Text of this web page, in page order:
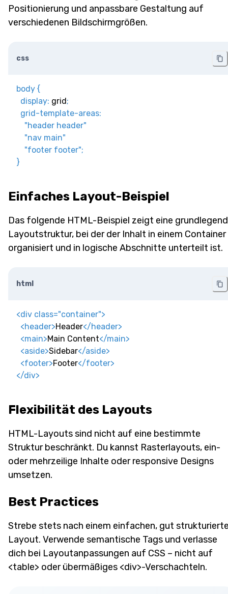
Positionierung und anpassbare Gestaltung auf
verschiedenen Bildschirmgrößen.
css
body {
display: grid;
grid-template-areas:
"header header"
"nav main"
"footer footer";
}
Einfaches Layout-Beispiel
Das folgende HTML-Beispiel zeigt eine
Layoutstruktur, bei der der Inhalt in einem Container
organisiert und in logische Abschnitte unterteilt ist.
html
<div class="container">
<header>Header</header>
<main>Main Content</main>
<aside>Sidebar</aside>
<footer>Footer</footer>
</div>
Flexibilität des Layouts
HTML-Layouts sind nicht auf eine bestimmte
Struktur beschränkt. Du kannst Rasterlayouts, ein-
oder mehrzeilige Inhalte oder responsive Designs
umsetzen.
Best Practices
Strebe stets nach einem einfachen, gut
Layout. Verwende semantische Tags und verlasse
dich bei Layoutanpassungen auf CSS – nicht auf
<table> oder übermäßiges <div>-Verschachteln.